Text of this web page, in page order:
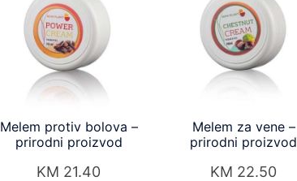
Melem protiv bolova –
prirodni proizvod
KM 21.40
Melem za vene –
prirodni proizvod
KM 22.50